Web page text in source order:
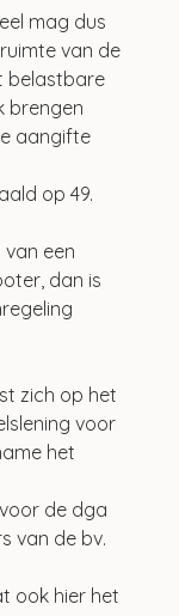
mag dus
van de
belastbare
brengen
aangifte
op 49.
een
dan is
zich op het
voor
het
de dga
van de bv.
ook hier het